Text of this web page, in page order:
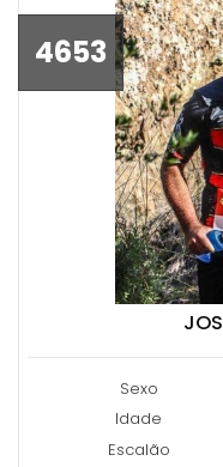
4653
Sexo
Idade
Escalão